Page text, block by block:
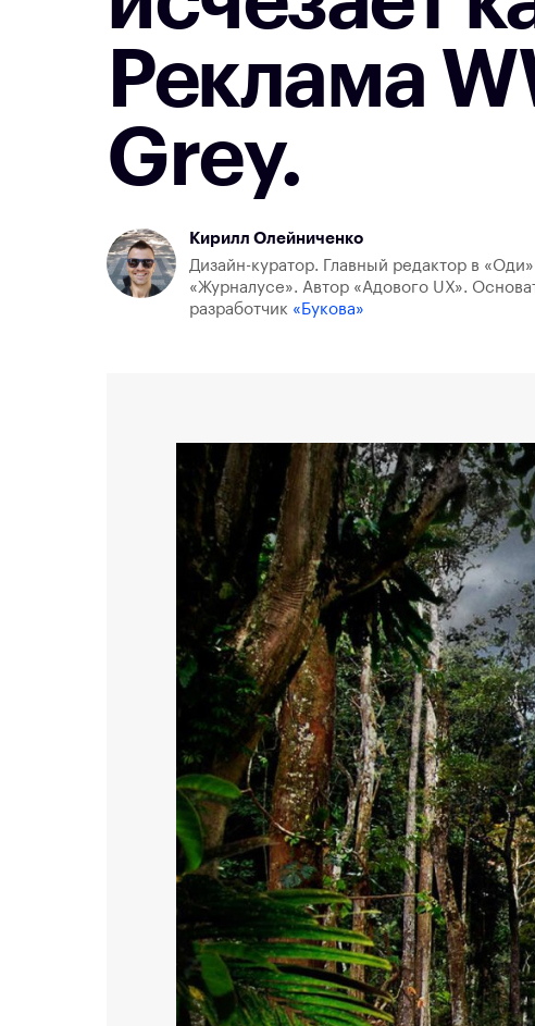
Реклама
Grey.
Кирилл Олейниченко
Дизайн-куратор. Главный редактор в
«Журналусе». Автор «Адового UX».
разработчик «Букова»